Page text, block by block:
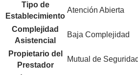
Tipo de
Establecimiento
Atención Abierta
Complejidad
Asistencial
Baja Complejidad
Propietario del
Prestador
Mutual de